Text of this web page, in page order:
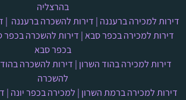
בהרצליה
דירות למכירה ברעננה | דירות להשכרה ברעננה |
דירות למכירה בכפר סבא| דירות להשכרה בכפר
בכפר סבא
דירות למכירה בהוד השרון | דירות להשכרה
להשכרה
דירות למכירה ברמת השרון | למכירה בכפר יונה |